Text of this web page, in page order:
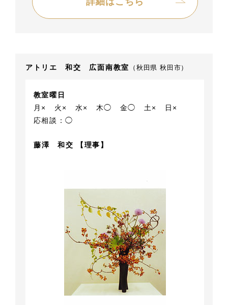
アトリエ 和交 広面南教室 （秋田県 秋田市）
教室曜日
月×
火× 水× 木◯ 金◯ 土×
日×
応相談：◯
藤澤 和交 【理事】